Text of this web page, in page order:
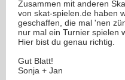
Zusammen mit anderen
von skat-spielen.de haben
geschaffen, die mal 'nen
nur mal ein Turnier spielen
Hier bist du genau richtig.
Gut Blatt!
Sonja + Jan